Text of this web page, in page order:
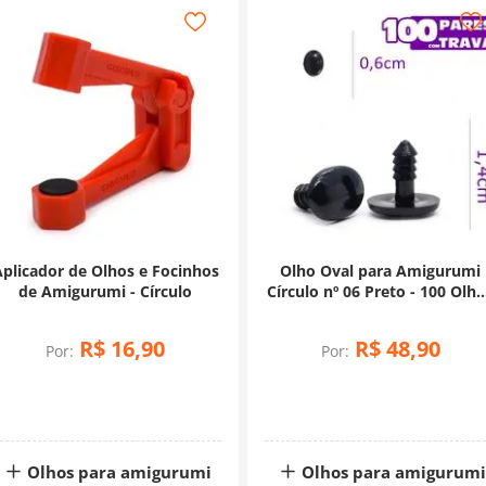
de Olhos e Focinhos
de Amigurumi - Círculo
Por: R$ 16,90
Olhos para amigurumi
Olho Oval para Amigurumi
Círculo nº 06 Preto - 100
Por: R$48,90
Olhos para amigurumi